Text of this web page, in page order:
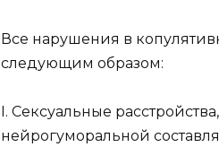
Все нарушения в
следующим образом:
I. Сексуальные
нейрогуморальной